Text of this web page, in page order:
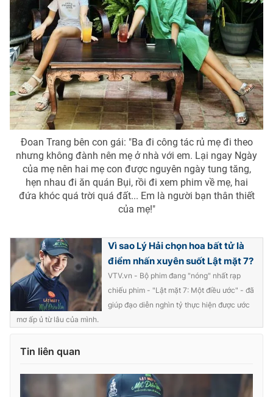
Đoan Trang bên con gái: "Ba đi công tác rủ mẹ đi theo
nhưng không đành nên mẹ ở nhà với em. Lại ngay Ngày
của mẹ nên hai mẹ con được nguyên ngày tung tăng,
hẹn nhau đi ăn quán Bụi, rồi đi xem phim về mẹ, hai
đứa khóc quá trời quá đất... Em là người bạn thân thiết
của mẹ!"
Vì sao Lý Hải chọn hoa bất tử là
điểm nhấn xuyên suốt Lật mặt 7?
VTV.vn - Bộ phim đang "nóng" nhất rạp
chiếu phim - "Lật mặt 7: Một điều ước" - đã
giúp đạo diễn nghìn tỷ thực hiện được ước
mơ ấp ủ từ lâu của mình.
Tin liên quan